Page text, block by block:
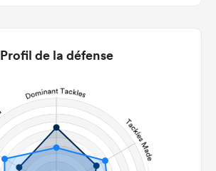
22m Conversion
Line Breaks
Carries
Kicks
Profil de la défense